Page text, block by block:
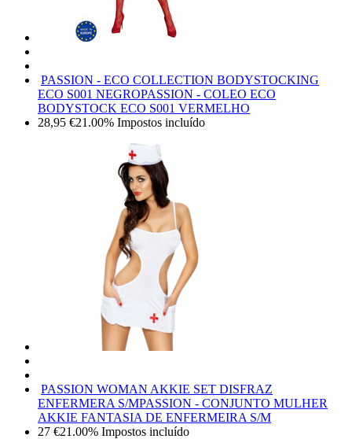
PASSION - ECO COLLECTION BODYSTOCKING
ECO S001 NEGROPASSION - COLEO ECO
BODYSTOCK ECO S001 VERMELHO
28,95 €21.00% Impostos incluído
PASSION WOMAN AKKIE SET DISFRAZ
ENFERMERA S/MPASSION - CONJUNTO MULHER
AKKIE FANTASIA DE ENFERMEIRA S/M
27 €21.00% Impostos incluído